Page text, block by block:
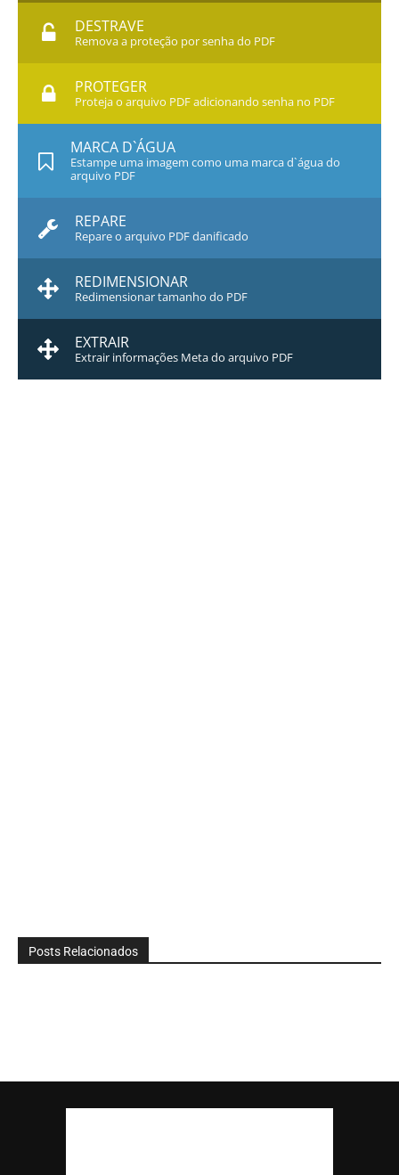
DESTRAVE
Remova a proteção por senha do PDF
PROTEGER
Proteja o arquivo PDF adicionando senha no PDF
MARCA D`ÁGUA
Estampe uma imagem como uma marca d`água do
arquivo PDF
REPARE
Repare o arquivo PDF danificado
REDIMENSIONAR
Redimensionar tamanho do PDF
EXTRAIR
Extrair informações Meta do arquivo PDF
Posts Relacionados